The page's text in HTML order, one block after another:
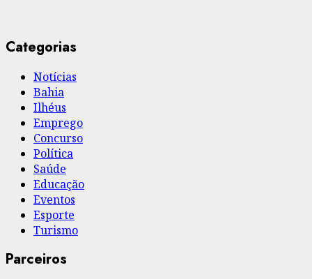
Categorias
Notícias
Bahia
Ilhéus
Emprego
Concurso
Política
Saúde
Educação
Eventos
Esporte
Turismo
Parceiros